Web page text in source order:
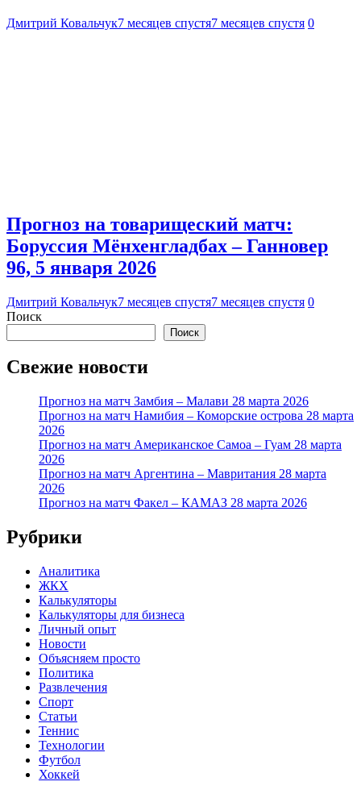
Дмитрий Ковальчук7 месяцев спустя7 месяцев спустя 0
Прогноз на товарищеский матч:
Боруссия Мёнхенгладбах – Ганновер
96, 5 января 2026
Дмитрий Ковальчук7 месяцев спустя7 месяцев спустя 0
Поиск
Поиск
Свежие новости
Прогноз на матч Замбия – Малави 28 марта 2026
Прогноз на матч Намибия – Коморские острова 28 марта
2026
Прогноз на матч Американское Самоа – Гуам 28 марта
2026
Прогноз на матч Аргентина – Мавритания 28 марта
2026
Прогноз на матч Факел – КАМАЗ 28 марта 2026
Рубрики
Аналитика
ЖКХ
Калькуляторы
Калькуляторы для бизнеса
Личный опыт
Новости
Объясняем просто
Политика
Развлечения
Спорт
Статьи
Теннис
Технологии
Футбол
Хоккей